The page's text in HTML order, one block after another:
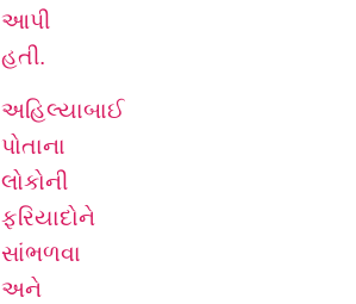
આપી
હતી.
અહિલ્યાબાઈ
પોતાના
લોકોની
ફરિયાદોને
સાંભળવા
અને